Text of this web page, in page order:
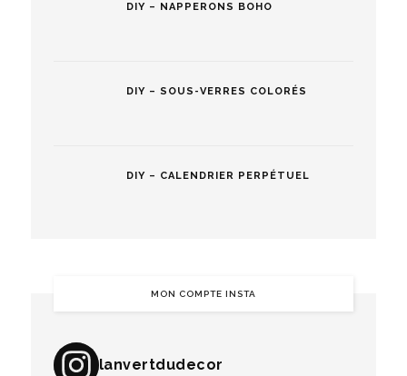
DIY – NAPPERONS BOHO
DIY – SOUS-VERRES COLORÉS
DIY – CALENDRIER PERPÉTUEL
MON COMPTE INSTA
lanvertdudecor